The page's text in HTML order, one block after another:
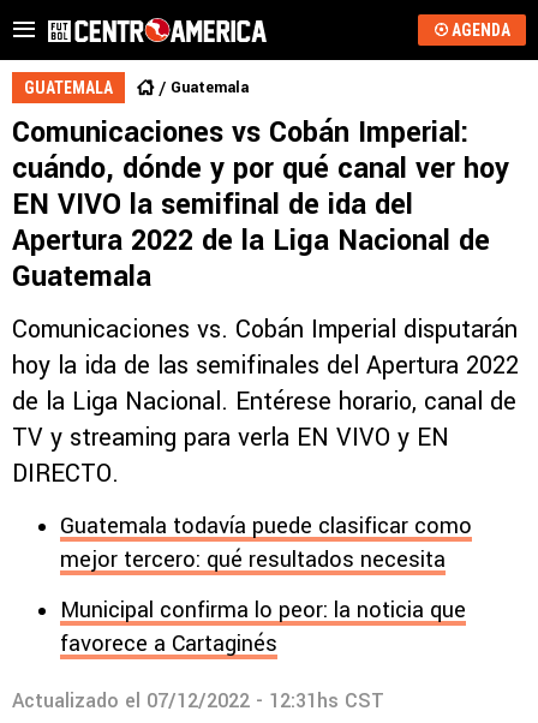
AGENDA
GUATEMALA Guatemala
Comunicaciones vs Cobán Imperial:
cuándo, dónde y por qué canal ver hoy
EN VIVO la semifinal de ida del
Apertura 2022 de la Liga Nacional de
Guatemala
Comunicaciones vs. Cobán Imperial disputarán
hoy la ida de las semifinales del Apertura 2022
de la Liga Nacional. Entérese horario, canal de
TV y streaming para verla EN VIVO y EN
DIRECTO.
Guatemala todavía puede clasificar como
mejor tercero: qué resultados necesita
Municipal confirma lo peor: la noticia que
favorece a Cartaginés
Actualizado el 07/12/2022 - 12:31hs CST